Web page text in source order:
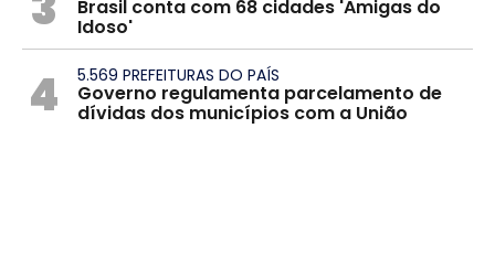
Brasil conta com 68 cidades 'Amigas do
Idoso'
4 5.569 PREFEITURAS DO PAÍS
Governo regulamenta parcelamento de
dívidas dos municípios com a União